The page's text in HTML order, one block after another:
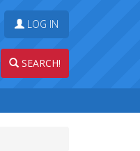
LOG IN
SEARCH!